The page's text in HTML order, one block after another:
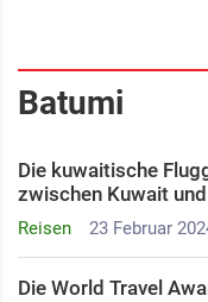
Batumi
Reisen 23 Februar
Die kuwaitische
zwischen Kuwait
Die World Travel